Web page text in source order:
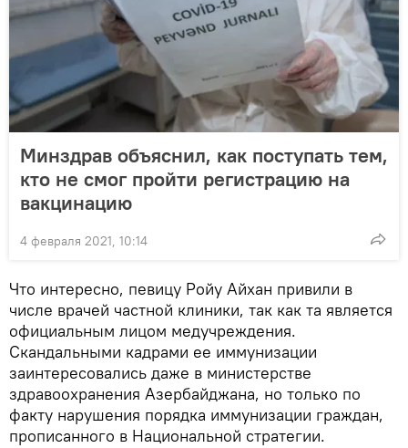
Минздрав объяснил, как поступать тем,
кто не смог пройти регистрацию на
вакцинацию
4 февраля 2021, 10:14
Что интересно, певицу Ройу Айхан привили в
числе врачей частной клиники, так как та является
официальным лицом медучреждения.
Скандальными кадрами ее иммунизации
заинтересовались даже в министерстве
здравоохранения Азербайджана, но только по
факту нарушения порядка иммунизации граждан,
прописанного в Национальной стратегии.